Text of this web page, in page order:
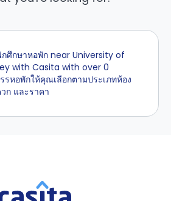
ศึกษาหอพัก near University of
with Casita with over 0
รหอพักให้คุณเลือกตามประเภทห้อง
ก และราคา